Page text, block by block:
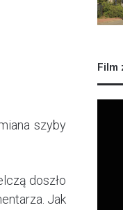
szyby
doszło
Jak
Film